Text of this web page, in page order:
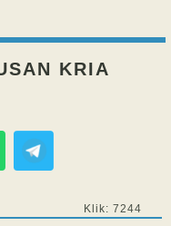
KRIA
Klik: 7244